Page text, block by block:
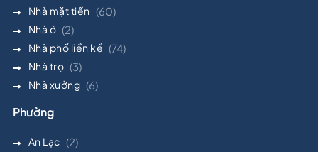
Nhà mặt tiền (60)
Nhà ở (2)
Nhà phố liền kề (74)
Nhà trọ (3)
Nhà xưởng (6)
Phường
An Lạc (2)